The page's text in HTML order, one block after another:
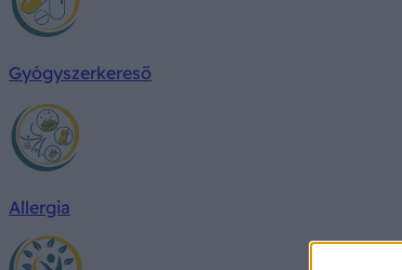
Gyógyszerkereső
Allergia